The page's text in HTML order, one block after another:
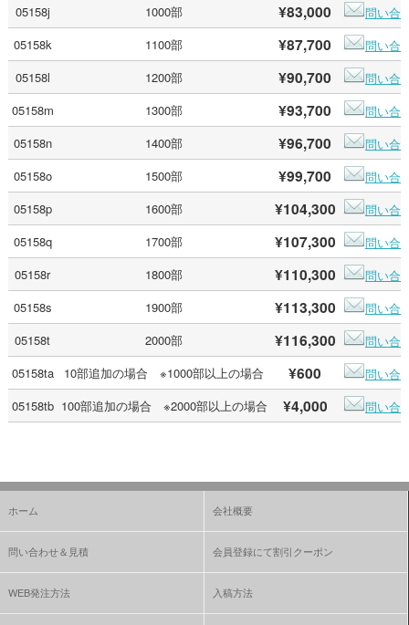
05158j
1000部 ¥83,000
問い合
05158k
1100部 ¥87,700
問い合
05158l
1200部 ¥90,700
問い合
05158m
1300部 ¥93,700
問い合
05158n
1400部 ¥96,700
問い合
05158o
1500部 ¥99,700
問い合
05158p
1600部 ¥104,300
問い合
05158q
1700部 ¥107,300
問い合
05158r
1800部 ¥110,300
問い合
05158s
1900部 ¥113,300
問い合
05158t
2000部 ¥116,300
問い合
05158ta
10部追加の場合 ※1000部以上の場合 ¥600
問い合
05158tb 100部追加の場合 ※2000部以上の場合 ¥4,000 問い合
ホーム 会社概要
問い合わせ＆見積 会員登録にて割引クーポン
WEB発注方法 入稿方法